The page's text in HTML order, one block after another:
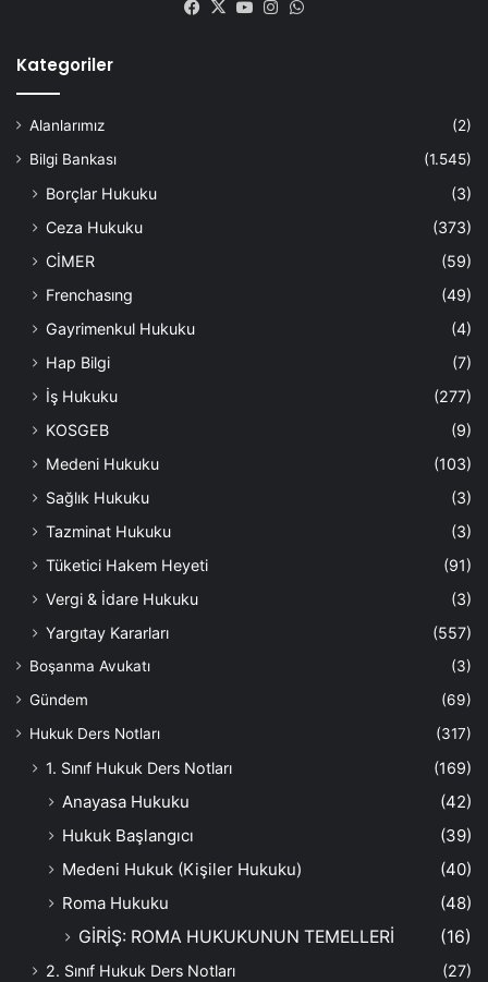
Facebook
X YouTubeInstagram
Kategoriler
Alanlarımız
(2)
Bilgi Bankası
(1.545)
Borçlar Hukuku
(3)
Ceza Hukuku
(373)
CİMER
(59)
Frenchasıng
(49)
Gayrimenkul Hukuku
(4)
Hap Bilgi
(7)
İş Hukuku
(277)
KOSGEB
(9)
Medeni Hukuku
(103)
Sağlık Hukuku
(3)
Tazminat Hukuku
(3)
Tüketici Hakem Heyeti
(91)
Vergi & İdare Hukuku
(3)
Yargıtay Kararları
(557)
Boşanma Avukatı
(3)
Gündem
(69)
Hukuk Ders Notları
(317)
1. Sınıf Hukuk Ders Notları (169)
Anayasa Hukuku
(42)
Hukuk Başlangıcı
(39)
Medeni Hukuk (Kişiler Hukuku)
(40)
Roma Hukuku
(48)
GİRİŞ: ROMA HUKUKUNUN TEMELLERİ
(16)
2. Sınıf Hukuk Ders Notları (27)